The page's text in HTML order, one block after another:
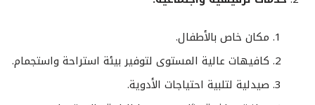
مكان خاص بالأطفال.
كافيهات عالية المستوى لتوفير بيئة استراحة واستجمام.
صيدلية لتلبية احتياجات الأدوية.